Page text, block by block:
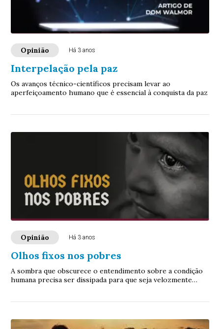
Opinião Há 3 anos
Interpelação pela paz
Os avanços técnico-científicos precisam levar ao
aperfeiçoamento humano que é essencial à conquista da paz
Opinião Há 3 anos
Olhos fixos nos pobres
A sombra que obscurece o entendimento sobre a condição
humana precisa ser dissipada para que seja velozmente